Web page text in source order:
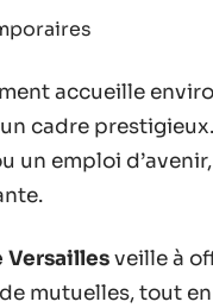
accueille
cadre
un emploi
Versaillesveille à
mutuelles, tout